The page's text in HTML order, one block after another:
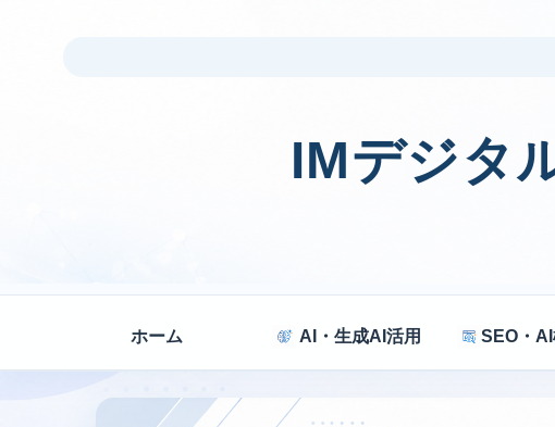
IMデジタ
ホーム AI・生成AI活用 SEO・